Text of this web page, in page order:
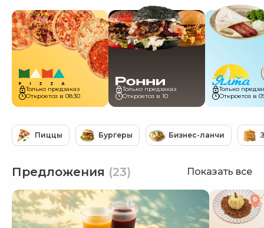
Только предзаказ
Откроется в 08:30
Только предзаказ
Откроется в 10
Только
Откроется в
Пиццы Бургеры Бизнес-ланчи
Предложения (23) Показать все